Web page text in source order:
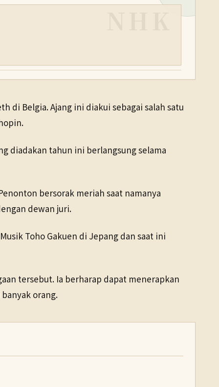
di Belgia. Ajang ini diakui sebagai salah satu
diadakan tahun ini berlangsung selama
bersorak meriah saat namanya
dewan juri.
Toho Gakuen di Jepang dan saat ini
tersebut. Ia berharap dapat menerapkan
orang.